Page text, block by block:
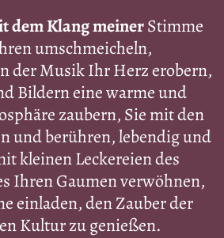
dem Klang meinerStimme
umschmeicheln,
der Musik Ihr Herz erobern,
Bildern eine warme und
zaubern, Sie mit den
und berühren, lebendig und
kleinen Leckereien des
Ihren Gaumen verwöhnen,
einladen, den Zauber der
Kultur zu genießen.